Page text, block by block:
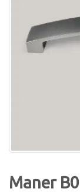
Maner